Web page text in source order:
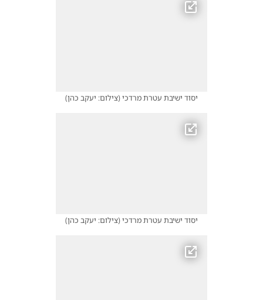
יסוד ישיבת עטרת מרדכי(צילום: יעקב כהן)
יסוד ישיבת עטרת מרדכי(צילום: יעקב כהן)